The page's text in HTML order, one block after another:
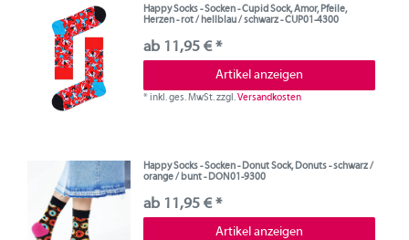
Happy Socks - Socken - Cupid Sock, Amor, Pfeile,
Herzen - rot / hellblau / schwarz - CUP01-4300
ab 11,95 € *
Artikel anzeigen
*inkl. ges. MwSt.zzgl.Versandkosten
Happy Socks - Socken - Donut Sock, Donuts - schwarz /
orange / bunt - DON01-9300
ab 11,95 € *
Artikel anzeigen